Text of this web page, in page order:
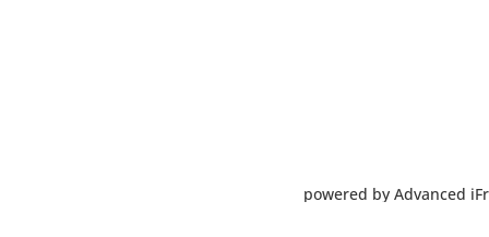
powered by Advanced